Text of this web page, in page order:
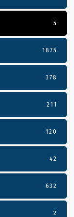
5
1875
378
211
120
42
632
2